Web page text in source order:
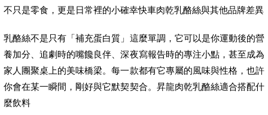
不只是零食，更是日常裡的小確幸快車肉乾乳酪絲與其他品牌差異
乳酪絲不是只有「補充蛋白質」這麼單調，它可以是你運動後的營
養加分、追劇時的嘴饞良伴、深夜寫報告時的專注小點，甚至成為
家人團聚桌上的美味橋梁。每一款都有它專屬的風味與性格，也許
你會在某一瞬間，剛好與它默契契合。昇龍肉乾乳酪絲適合搭配什
麼飲料